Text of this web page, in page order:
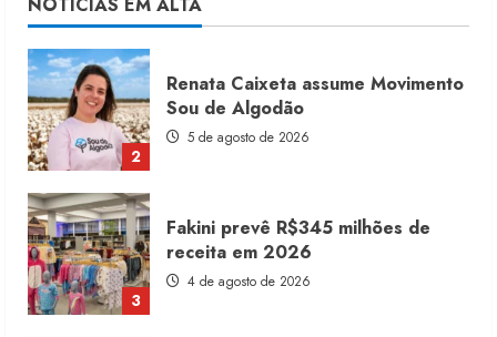
NOTÍCIAS EM ALTA
1
2
Renata Caixeta assume Movimento
Sou de Algodão
5 de agosto de 2026
3
Fakini prevê R$345 milhões de
receita em 2026
4 de agosto de 2026